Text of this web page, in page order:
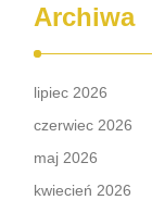
Archiwa
lipiec 2026
czerwiec 2026
maj 2026
kwiecień 2026